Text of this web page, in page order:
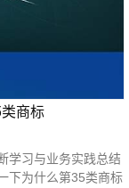
商标
学习与业务实践总结
下为什么第35类商标